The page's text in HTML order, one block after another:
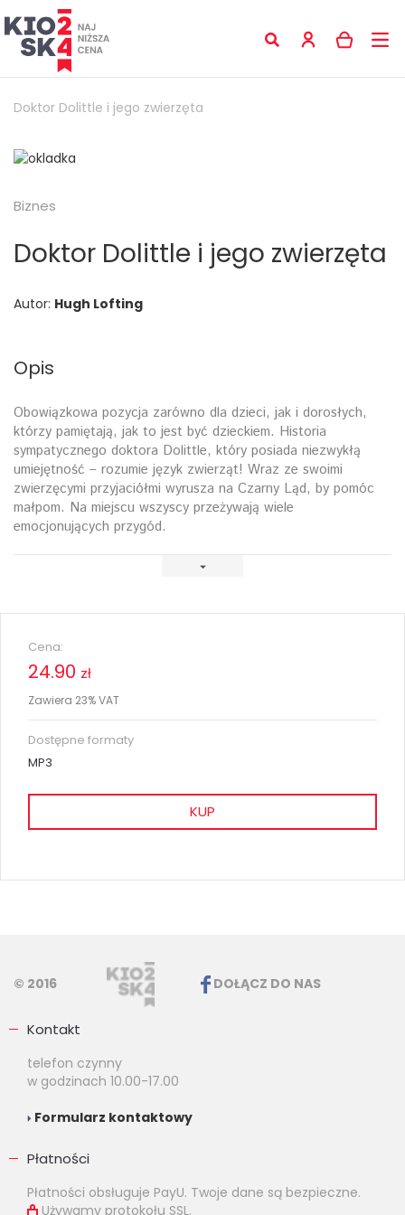
Doktor Dolittle i jego zwierzęta
Biznes
Doktor Dolittle i jego zwierzęta
Autor: Hugh Lofting
Opis
Obowiązkowa pozycja zarówno dla dzieci, jak i dorosłych,
którzy pamiętają, jak to jest być dzieckiem. Historia
sympatycznego doktora Dolittle, który posiada niezwykłą
umiejętność – rozumie język zwierząt! Wraz ze swoimi
zwierzęcymi przyjaciółmi wyrusza na Czarny Ląd, by pomóc
małpom. Na miejscu wszyscy przeżywają wiele
emocjonujących przygód.
Cena:
24.90 zł
Zawiera 23% VAT
Dostępne formaty
MP3
KUP
© 2016 DOŁĄCZ DO NAS
Kontakt
telefon czynny
w godzinach 10.00-17.00
Formularz kontaktowy
Płatności
Płatności obsługuje PayU. Twoje dane są bezpieczne.
Używamy protokołu SSL.